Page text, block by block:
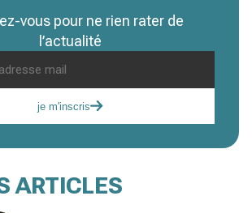
vous pour ne rien rater de
l’actualité
je m'inscris
ARTICLES